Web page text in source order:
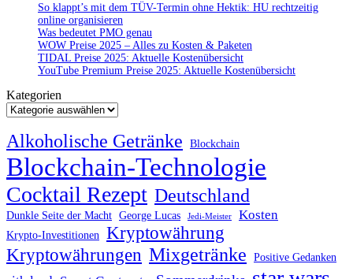
So klappt’s mit dem TÜV-Termin ohne Hektik: HU rechtzeitig
online organisieren
Was bedeutet PMO genau
WOW Preise 2025 – Alles zu Kosten & Paketen
TIDAL Preise 2025: Aktuelle Kostenübersicht
YouTube Premium Preise 2025: Aktuelle Kostenübersicht
Kategorien
Alkoholische Getränke Blockchain
Blockchain-Technologie
Cocktail Rezept Deutschland
Dunkle Seite der Macht George Lucas Jedi-Meister Kosten
Krypto-Investitionen
Kryptowährung
Kryptowährungen Mixgetränke Positive Gedanken